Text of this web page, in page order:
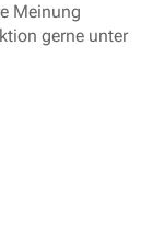
Meinung
gerne unter